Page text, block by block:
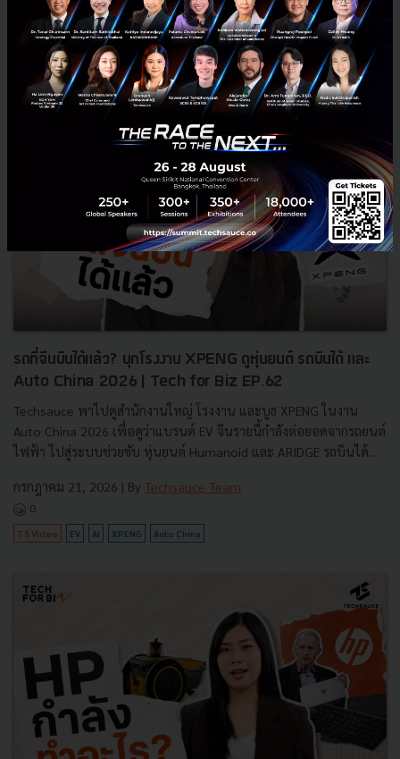
TS Video NIA Startup investment
รถที่จีนบินได้แล้ว? บุกโรงงาน XPENG ดูหุ่นยนต์ รถบินได้ และ
Auto China 2026 | Tech for Biz EP.62
Techsauce พาไปดูสำนักงานใหญ่ โรงงาน และบูธ XPENG ในงาน
Auto China 2026 เพื่อดูว่าแบรนด์ EV จีนรายนี้กำลังต่อยอดจากรถยนต์
ไฟฟ้า ไปสู่ระบบช่วยขับ หุ่นยนต์ Humanoid และ ARIDGE รถบินได้...
กรกฎาคม 21, 2026 | By Techsauce Team
0
TS Video EV AI XPENG Auto China